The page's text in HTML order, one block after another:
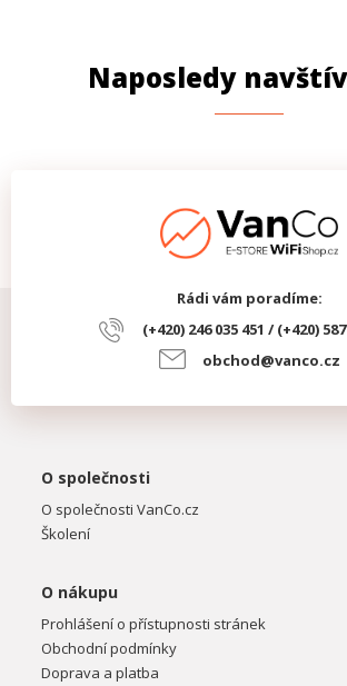
Naposledy
Rádi vám poradíme:
(+420) 246 035 451 / (+420)
obchod@vanco.cz
O společnosti
O společnosti VanCo.cz
Školení
O nákupu
Prohlášení o přístupnosti stránek
Obchodní podmínky
Doprava a platba